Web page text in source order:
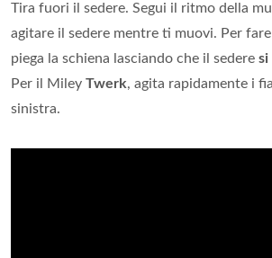
Tira fuori il sedere. Segui il ritmo della
agitare il sedere mentre ti muovi. Per fare
piega la schiena lasciando che il sedere si
Per il Miley Twerk, agita rapidamente i
sinistra.